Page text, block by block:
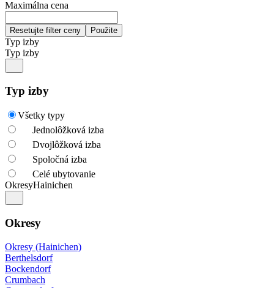
Maximálna cena
Typ izby
Typ izby
Typ izby
Všetky typy
Jednolôžková izba
Dvojlôžková izba
Spoločná izba
Celé ubytovanie
OkresyHainichen
Okresy
Okresy (Hainichen)
Berthelsdorf
Bockendorf
Crumbach